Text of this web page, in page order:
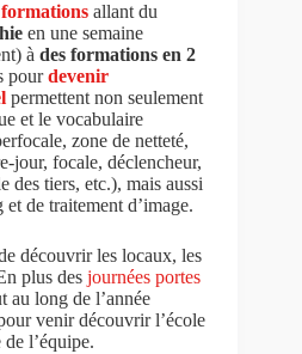
allant du
en une semaine
à des formations en 2
pourdevenir
permettent non seulement
et le vocabulaire
zone de netteté,
jour, focale, déclencheur,
des tiers, etc.), mais aussi
et de traitement d’image.
découvrir les locaux, les
plus des journées portes
au long de l’année
venir découvrir l’école
l’équipe.